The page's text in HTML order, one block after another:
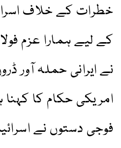
خطرات کے خلاف
کے لیے ہمارا عزم
نے ایرانی حملہ آور
امریکی حکام کا
فوجی دستوں نے